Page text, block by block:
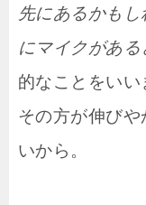
先にあるかも
にマイクがある
的なことをいい
その方が伸び
いから。